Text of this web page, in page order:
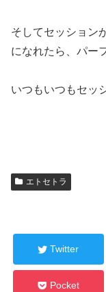
そしてセッション
になれたら、パー
いつもいつもセッ
エトセトラ
Twitter
Pocket